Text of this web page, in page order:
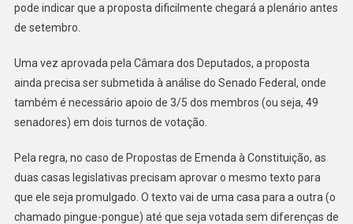
pode indicar que a proposta dificilmente chegará a plenário antes
de setembro.
Uma vez aprovada pela Câmara dos Deputados, a proposta
ainda precisa ser submetida à análise do Senado Federal, onde
também é necessário apoio de 3/5 dos membros (ou seja, 49
senadores) em dois turnos de votação.
Pela regra, no caso de Propostas de Emenda à Constituição, as
duas casas legislativas precisam aprovar o mesmo texto para
que ele seja promulgado. O texto vai de uma casa para a outra (o
chamado pingue-pongue) até que seja votada sem diferenças de